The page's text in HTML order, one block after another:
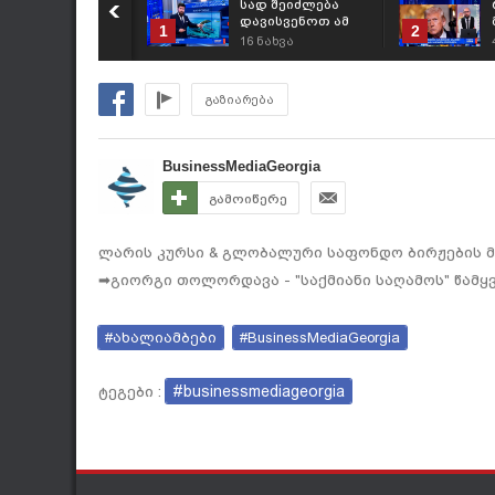
1
სად შეიძლება
დავისვენოთ ამ
ზაფხულს? -
16 ნახვა
2
გაზიარება
BusinessMediaGeorgia
გამოიწერე
ლარის კურსი & გლობალური საფონდო ბირჟების
➡გიორგი თოლორდავა - "საქმიანი საღამოს"
#ახალიამბები #BusinessMediaGeorgia
ტეგები : #businessmediageorgia